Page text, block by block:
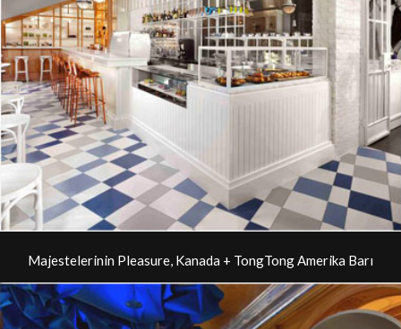
Majestelerinin Pleasure, Kanada + TongTong Amerika Barı